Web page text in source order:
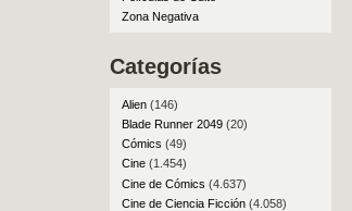
Zona Negativa
Categorías
Alien(146)
Blade Runner 2049(20)
Cómics (49)
Cine(1.454)
Cine de Cómics (4.637)
Cine de Ciencia Ficción(4.058)